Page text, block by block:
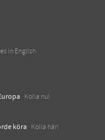
in English
Kolla nu!
köra Kolla här!